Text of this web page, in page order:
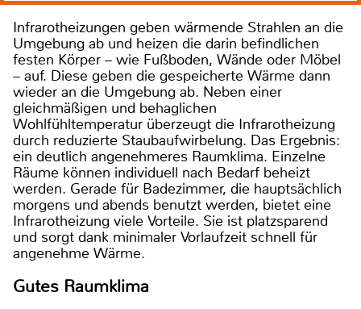
Infrarotheizungen geben wärmende Strahlen an die
Umgebung ab und heizen die darin befindlichen
festen Körper – wie Fußboden, Wände oder Möbel
– auf. Diese geben die gespeicherte Wärme dann
wieder an die Umgebung ab. Neben einer
gleichmäßigen und behaglichen
Wohlfühltemperatur überzeugt die Infrarotheizung
durch reduzierte Staubaufwirbelung. Das Ergebnis:
ein deutlich angenehmeres Raumklima. Einzelne
Räume können individuell nach Bedarf beheizt
werden. Gerade für Badezimmer, die hauptsächlich
morgens und abends benutzt werden, bietet eine
Infrarotheizung viele Vorteile. Sie ist platzsparend
und sorgt dank minimaler Vorlaufzeit schnell für
angenehme Wärme.
Gutes Raumklima